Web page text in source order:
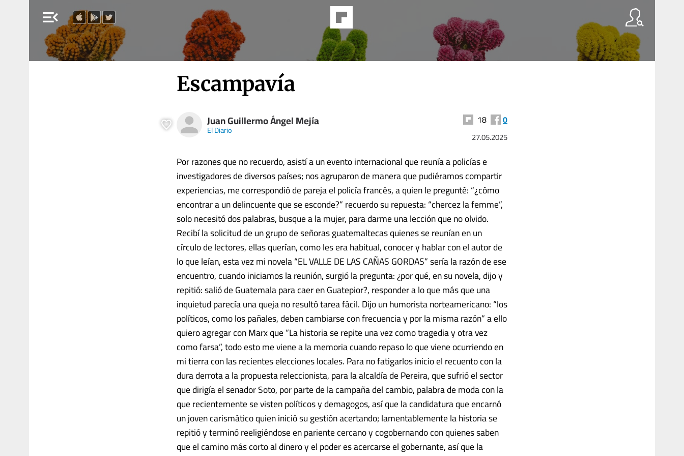
menu_open
Escampavía
Juan Guillermo Ángel Mejía
El Diario
18 0
27.05.2025
Por razones que no recuerdo, asistí a un evento internacional que reunía a policías e
investigadores de diversos países; nos agruparon de manera que pudiéramos compartir
experiencias, me correspondió de pareja el policía francés, a quien le pregunté: “¿cómo
encontrar a un delincuente que se esconde?” recuerdo su repuesta: “chercez la femme”,
solo necesitó dos palabras, busque a la mujer, para darme una lección que no olvido.
Recibí la solicitud de un grupo de señoras guatemaltecas quienes se reunían en un
círculo de lectores, ellas querían, como les era habitual, conocer y hablar con el autor de
lo que leían, esta vez mi novela “EL VALLE DE LAS CAÑAS GORDAS” sería la razón de ese
encuentro, cuando iniciamos la reunión, surgió la pregunta: ¿por qué, en su novela, dijo y
repitió: salió de Guatemala para caer en Guatepior?, responder a lo que más que una
inquietud parecía una queja no resultó tarea fácil. Dijo un humorista norteamericano: “los
políticos, como los pañales, deben cambiarse con frecuencia y por la misma razón” a ello
quiero agregar con Marx que “La historia se repite una vez como tragedia y otra vez
como farsa”, todo esto me viene a la memoria cuando repaso lo que viene ocurriendo en
mi tierra con las recientes elecciones locales. Para no fatigarlos inicio el recuento con la
dura derrota a la propuesta releccionista, para la alcaldía de Pereira, que sufrió el sector
que dirigía el senador Soto, por parte de la campaña del cambio, palabra de moda con la
que recientemente se visten políticos y demagogos, así que la candidatura que encarnó
un joven carismático quien inició su gestión acertando; lamentablemente la historia se
repitió y terminó reeligiéndose en pariente cercano y cogobernando con quienes saben
que el camino más corto al dinero y el poder es acercarse el gobernante, así que la